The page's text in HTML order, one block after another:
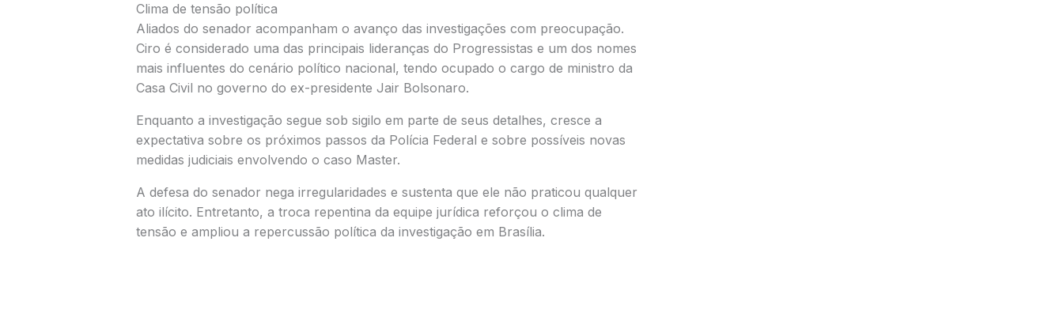
Clima de tensão política
Aliados do senador acompanham o avanço das investigações com preocupação.
Ciro é considerado uma das principais lideranças do Progressistas e um dos nomes
mais influentes do cenário político nacional, tendo ocupado o cargo de ministro da
Casa Civil no governo do ex-presidente Jair Bolsonaro.
Enquanto a investigação segue sob sigilo em parte de seus detalhes, cresce a
expectativa sobre os próximos passos da Polícia Federal e sobre possíveis novas
medidas judiciais envolvendo o caso Master.
A defesa do senador nega irregularidades e sustenta que ele não praticou qualquer
ato ilícito. Entretanto, a troca repentina da equipe jurídica reforçou o clima de
tensão e ampliou a repercussão política da investigação em Brasília.